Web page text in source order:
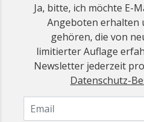
Ja, bitte, ich möchte E-
Angeboten erhalten
gehören, die von
limitierter Auflage
Newsletter jederzeit
Datenschutz-